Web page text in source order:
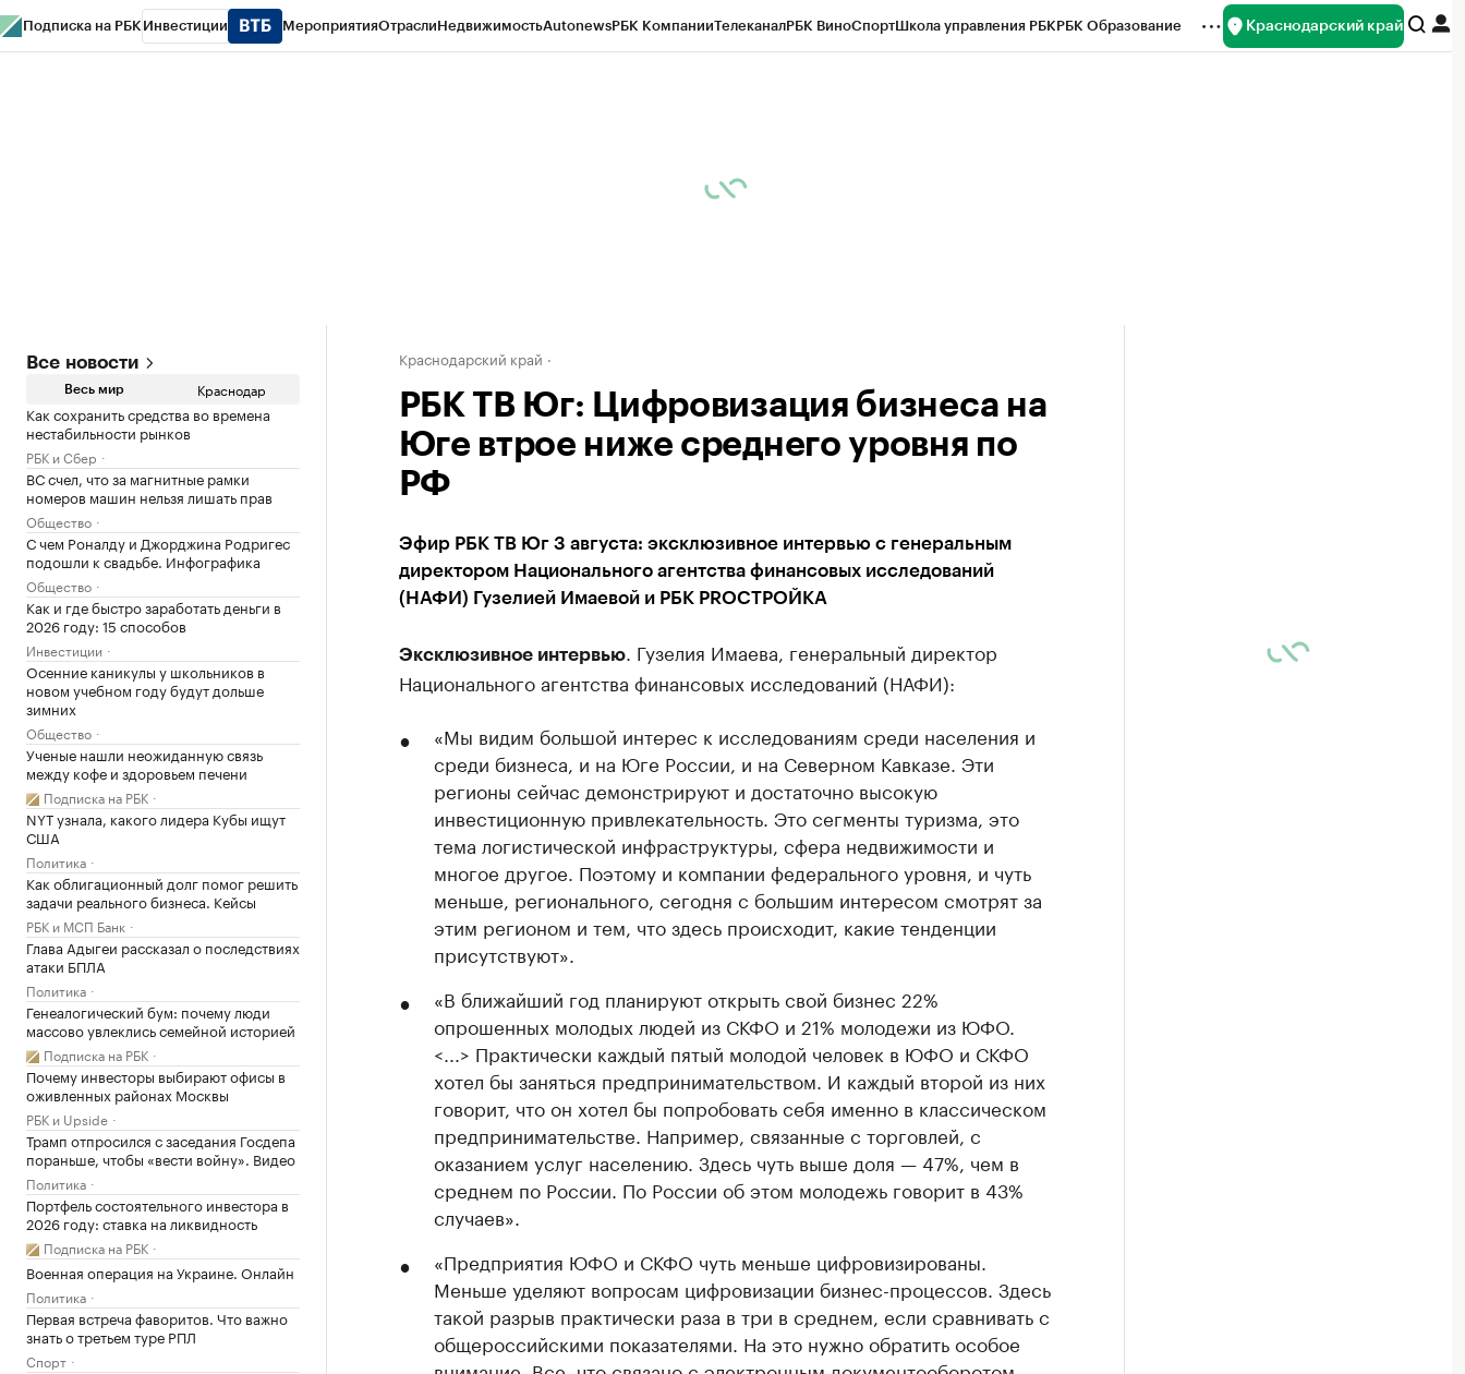
Подписка на РБК Инвестиции МероприятияОтраслиНедвижимостьAutonewsРБК КомпанииТелеканалРБК ВиноСпортШкола управления РБКРБК Образование Краснодарский край
Все новости
Весь мир Краснодар
Как сохранить средства во времена
нестабильности рынков
РБК и Сбер
ВС счел, что за магнитные рамки
номеров машин нельзя лишать прав
Общество
С чем Роналду и Джорджина Родригес
подошли к свадьбе. Инфографика
Общество
Как и где быстро заработать деньги в
2026 году: 15 способов
Инвестиции
Осенние каникулы у школьников в
новом учебном году будут дольше
зимних
Общество
Ученые нашли неожиданную связь
между кофе и здоровьем печени
Подписка на РБК
NYT узнала, какого лидера Кубы ищут
США
Политика
Как облигационный долг помог решить
задачи реального бизнеса. Кейсы
РБК и МСП Банк
Глава Адыгеи рассказал о последствиях
атаки БПЛА
Политика
Генеалогический бум: почему люди
массово увлеклись семейной историей
Подписка на РБК
Почему инвесторы выбирают офисы в
оживленных районах Москвы
РБК и Upside
Трамп отпросился с заседания Госдепа
пораньше, чтобы «вести войну». Видео
Политика
Портфель состоятельного инвестора в
2026 году: ставка на ликвидность
Подписка на РБК
Военная операция на Украине. Онлайн
Политика
Первая встреча фаворитов. Что важно
знать о третьем туре РПЛ
Спорт
Краснодарский край
РБК ТВ Юг: Цифровизация бизнеса на
Юге втрое ниже среднего уровня по
РФ
Эфир РБК ТВ Юг 3 августа: эксклюзивное интервью с генеральным
директором Национального агентства финансовых исследований
(НАФИ) Гузелией Имаевой и РБК PROСТРОЙКА
Эксклюзивное интервью. Гузелия Имаева, генеральный директор
Национального агентства финансовых исследований (НАФИ):
«Мы видим большой интерес к исследованиям среди населения и
среди бизнеса, и на Юге России, и на Северном Кавказе. Эти
регионы сейчас демонстрируют и достаточно высокую
инвестиционную привлекательность. Это сегменты туризма, это
тема логистической инфраструктуры, сфера недвижимости и
многое другое. Поэтому и компании федерального уровня, и чуть
меньше, регионального, сегодня с большим интересом смотрят за
этим регионом и тем, что здесь происходит, какие тенденции
присутствуют».
«В ближайший год планируют открыть свой бизнес 22%
опрошенных молодых людей из СКФО и 21% молодежи из ЮФО.
<...> Практически каждый пятый молодой человек в ЮФО и СКФО
хотел бы заняться предпринимательством. И каждый второй из них
говорит, что он хотел бы попробовать себя именно в классическом
предпринимательстве. Например, связанные с торговлей, с
оказанием услуг населению. Здесь чуть выше доля — 47%, чем в
среднем по России. По России об этом молодежь говорит в 43%
случаев».
«Предприятия ЮФО и СКФО чуть меньше цифровизированы.
Меньше уделяют вопросам цифровизации бизнес-процессов. Здесь
такой разрыв практически раза в три в среднем, если сравнивать с
общероссийскими показателями. На это нужно обратить особое